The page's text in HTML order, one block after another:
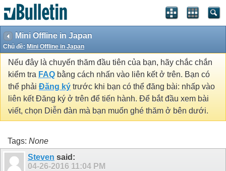
Mini Offline in Japan
Chủ đề: Mini Offline in Japan
Nếu đây là chuyến thăm đầu tiên của bạn, hãy chắc chắn
kiểm tra FAQ bằng cách nhấn vào liên kết ở trên. Bạn có
thể phải Đăng ký trước khi bạn có thể đăng bài: nhấp vào
liên kết Đăng ký ở trên để tiến hành. Để bắt đầu xem bài
viết, chọn Diễn đàn mà bạn muốn ghé thăm ở bên dưới.
Tags: None
Steven said:
04-26-2016 11:04 PM